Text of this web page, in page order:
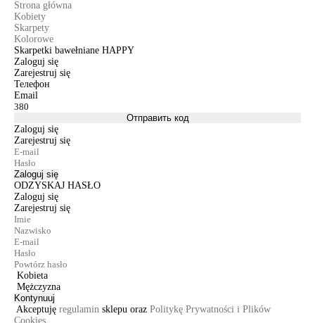
Strona główna
Kobiety
Skarpety
Kolorowe
Skarpetki bawełniane HAPPY
Zaloguj się
Zarejestruj się
Телефон
Email
Отправить код
Zaloguj się
Zarejestruj się
Zaloguj się
ODZYSKAJ HASŁO
Zaloguj się
Zarejestruj się
Kobieta
Mężczyzna
Kontynuuj
Akceptuję regulamin sklepu oraz Politykę Prywatności i Plików
Cookies.